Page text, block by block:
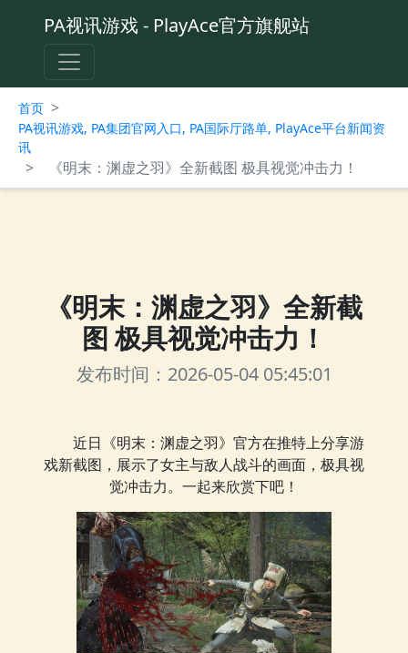
PA视讯游戏 - PlayAce官方旗舰站
首页 >
PA视讯游戏, PA集团官网入口, PA国际厅路单, PlayAce平台新闻资
讯
> 《明末：渊虚之羽》全新截图 极具视觉冲击力！
《明末：渊虚之羽》全新截
图 极具视觉冲击力！
发布时间：2026-05-04 05:45:01
近日《明末：渊虚之羽》官方在推特上分享游
戏新截图，展示了女主与敌人战斗的画面，极具视
觉冲击力。一起来欣赏下吧！